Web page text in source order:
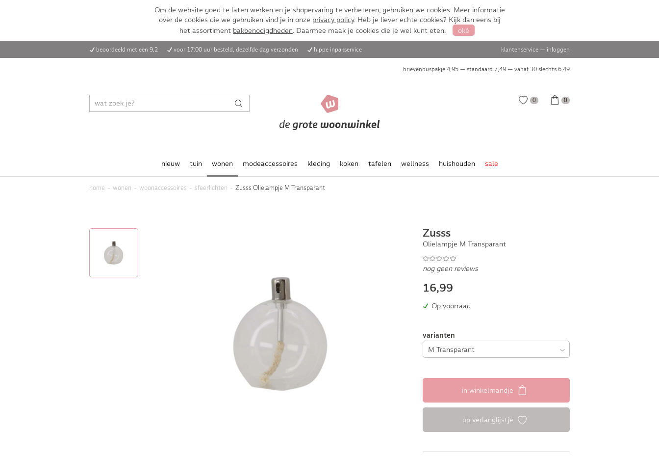
Om de website goed te laten werken en je shopervaring te verbeteren, gebruiken we cookies. Meer informatie
over de cookies die we gebruiken vind je in onze privacy policy. Heb je liever echte cookies? Kijk dan eens bij
het assortiment bakbenodigdheden. Daarmee maak je cookies die je wel kunt eten. oké
beoordeeld met een 9,2 voor 17:00 uur besteld, dezelfde dag verzonden hippe inpakservice klantenservice — inloggen
brievenbuspakje 4,95 — standaard 7,49 — vanaf 30 slechts 6,49
0 0
nieuw tuin wonen modeaccessoires kleding koken tafelen wellness huishouden sale
home wonen woonaccessoires sfeerlichten Zusss Olielampje M Transparant
Zusss
Olielampje M Transparant
nog geen reviews
16,99
Op voorraad
varianten
in winkelmandje
op verlanglijstje